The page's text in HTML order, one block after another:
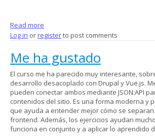
Read more
Log in orregisterto post comments
Me ha gustado
El curso me ha parecido muy interesante,
desarrollo desacoplado con Drupal y Vue.js.
pueden conectar ambos mediante JSON:API
contenidos del sitio. Es una forma moderna y
que ayuda a entender mejor cómo se
frontend. Además, los ejercicios ayudan
funciona en conjunto y a aplicar lo aprendido